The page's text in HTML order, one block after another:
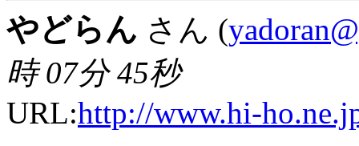
やどらん さん (
時 07分 45秒
URL:http://www.hi-